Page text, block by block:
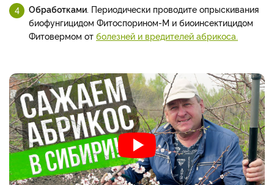
Обработками. Периодически проводите опрыскивания
биофунгицидом Фитоспорином-М и биоинсектицидом
Фитовермом от болезней и вредителей абрикоса.